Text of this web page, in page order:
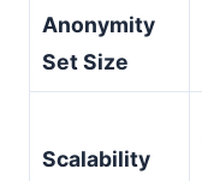
Anonymity
Set Size
Scalability